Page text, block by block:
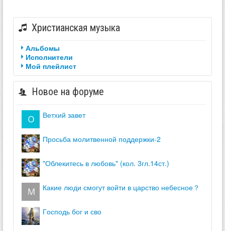
Христианская музыка
Альбомы
Исполнители
Мой плейлист
Новое на форуме
ветхий завет
просьба молитвенной поддержки-2
"облекитесь в любовь" (кол. 3гл.14ст.)
какие люди смогут войти в царство небесное？
господь бог и сво